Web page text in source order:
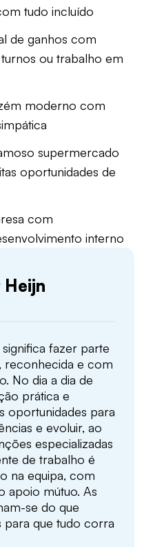
tudo incluído
de ganhos com
ou trabalho em
moderno com
supermercado
oportunidades de
com
interno
fazer parte
reconhecida e com
No dia a dia de
prática e
oportunidades para
e evoluir, ao
especializadas
de trabalho é
na equipa, com
apoio mútuo. As
se do que
para que tudo corra